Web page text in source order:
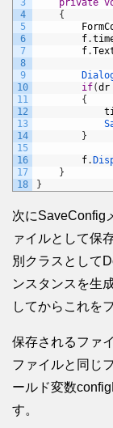
3
4
5
6
7
8
9
10
11
12
13
14
15
16
17
18
private
{
f.
f.
if(dr
{
}
f.
}
}
次にSaveConfig
ァイルとして保
別クラスとして
ンスタンスを生
してからこれを
保存されるファ
ファイルと同じ
ールド変数
す。